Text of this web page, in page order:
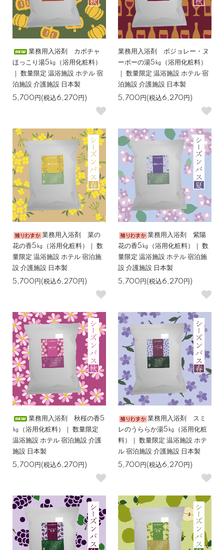
業務用入浴剤 カボチャ
ほっこり湯5㎏（浴用化粧料）
｜ 数量限定 温浴施設 ホテル 宿
泊施設 介護施設 日本製
5,700円(税込6,270円)
業務用入浴剤 ボジョレー・ヌ
ーボーの湯5㎏（浴用化粧料）
｜ 数量限定 温浴施設 ホテル 宿
泊施設 介護施設 日本製
5,700円(税込6,270円)
業務用入浴剤 菜の
花の香5㎏（浴用化粧料）｜ 数
量限定 温浴施設 ホテル 宿泊施
設 介護施設 日本製
5,700円(税込6,270円)
業務用入浴剤 紫陽
花の香5㎏（浴用化粧料）｜ 数
量限定 温浴施設 ホテル 宿泊施
設 介護施設 日本製
5,700円(税込6,270円)
業務用入浴剤 秋桜の香5
㎏（浴用化粧料）｜ 数量限定
温浴施設 ホテル 宿泊施設 介護
施設 日本製
5,700円(税込6,270円)
業務用入浴剤 スミ
レのうららか湯5㎏（浴用化粧
料）｜ 数量限定 温浴施設 ホテ
ル 宿泊施設 介護施設 日本製
5,700円(税込6,270円)